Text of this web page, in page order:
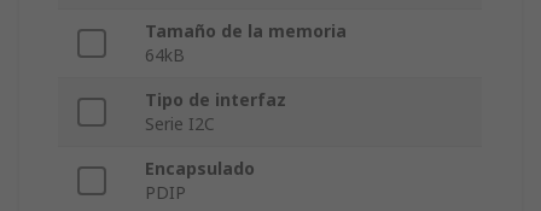
Tamaño de la memoria
64kB
Tipo de interfaz
Serie I2C
Encapsulado
PDIP